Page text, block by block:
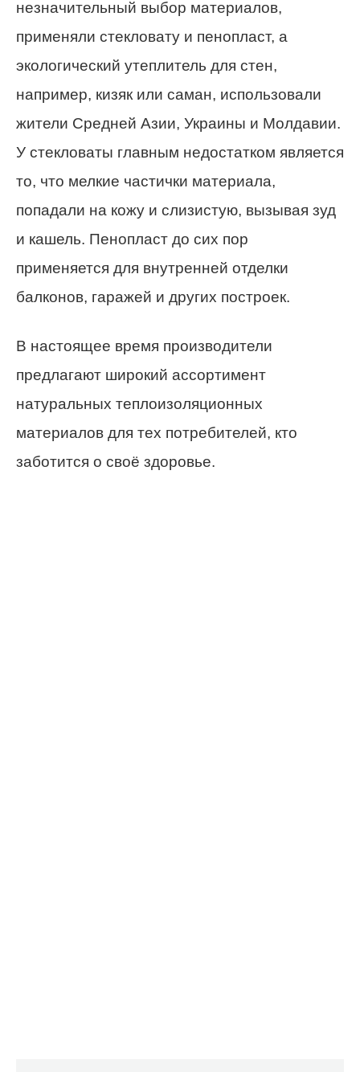
незначительный выбор материалов,
применяли стекловату и пенопласт, а
экологический утеплитель для стен,
например, кизяк или саман, использовали
жители Средней Азии, Украины и Молдавии.
У стекловаты главным недостатком является
то, что мелкие частички материала,
попадали на кожу и слизистую, вызывая зуд
и кашель. Пенопласт до сих пор
применяется для внутренней отделки
балконов, гаражей и других построек.
В настоящее время производители
предлагают широкий ассортимент
натуральных теплоизоляционных
материалов для тех потребителей, кто
заботится о своё здоровье.